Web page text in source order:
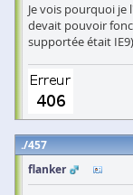
Je vois pourquoi je
devait pouvoir
supportée était
457
flanker